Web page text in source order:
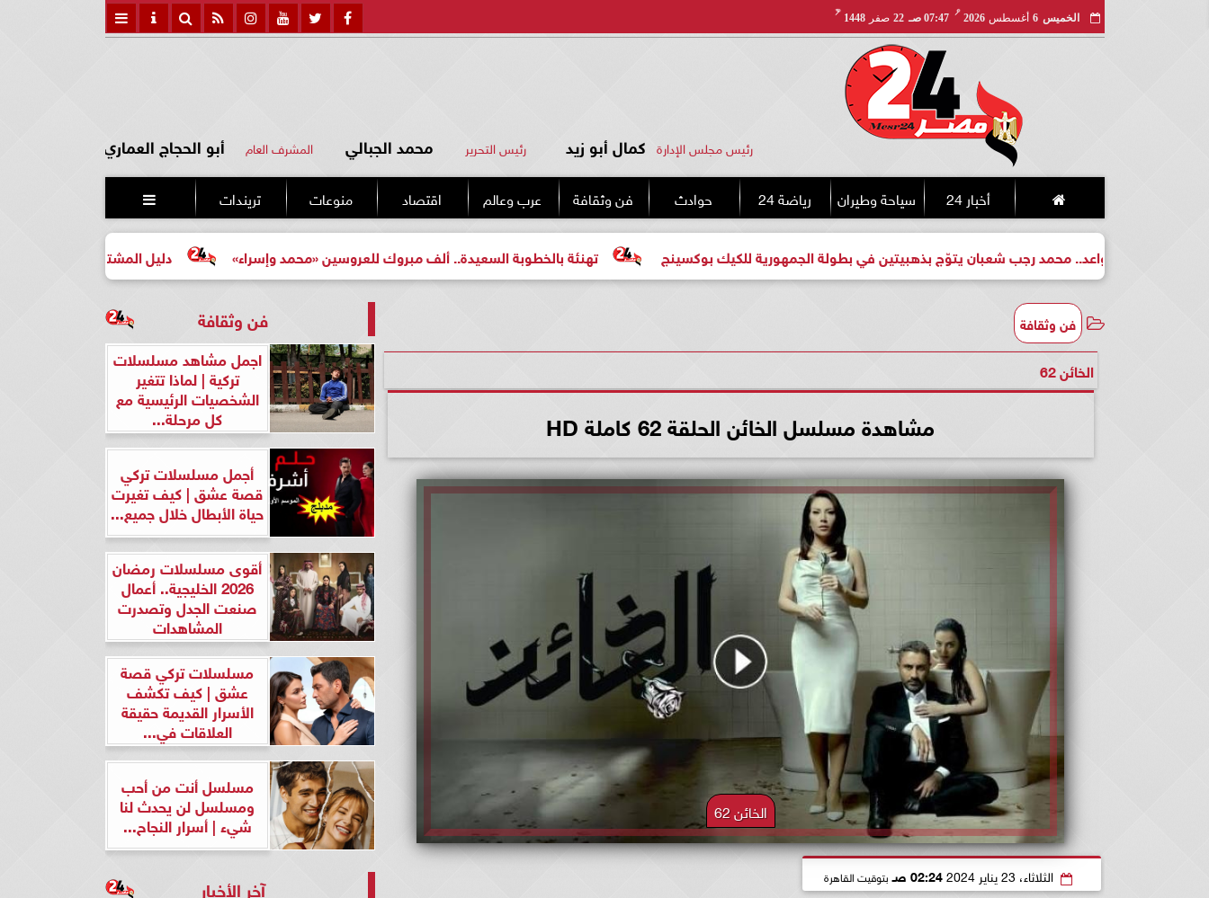
الخميس 6 أغسطس 2026
مـ
07:47 صـ 22 صفر 1448
هـ
رئيس مجلس الإدارة كمال أبو زيد رئيس التحرير محمد الجبالي المشرف العام أبو الحجاج العماري
أخبار 24 سياحة وطيران رياضة 24 حوادث فن وثقافة عرب وعالم اقتصاد منوعات تريندات 
دليل المشتري لأول مرة لاختيار مشروع تهنئة بالخطوبة السعيدة.. ألف مبروك للعروسين «محمد وإسراء» واعد.. محمد رجب شعبان يتوّج بذهبيتين في بطولة الجمهورية للكيك بوكسينج
فن وثقافة
الخائن 62
مشاهدة مسلسل الخائن الحلقة 62 كاملة HD
الخائن 62
الثلاثاء، 23 يناير 2024 02:24 صـ بتوقيت القاهرة
فن وثقافة
اجمل مشاهد مسلسلات
تركية | لماذا تتغير
الشخصيات الرئيسية مع
كل مرحلة...
أجمل مسلسلات تركي
قصة عشق | كيف تغيرت
حياة الأبطال خلال جميع...
أقوى مسلسلات رمضان
2026 الخليجية.. أعمال
صنعت الجدل وتصدرت
المشاهدات
مسلسلات تركي قصة
عشق | كيف تكشف
الأسرار القديمة حقيقة
العلاقات في...
مسلسل أنت من أحب
ومسلسل لن يحدث لنا
شيء | أسرار النجاح...
آخر الأخبار